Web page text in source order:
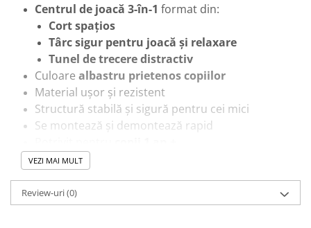
Centrul de joacă 3-în-1 format din:
Cort spațios
Târc sigur pentru joacă și relaxare
Tunel de trecere distractiv
Culoare albastru prietenos copiilor
Material ușor și rezistent
Structură stabilă și sigură pentru cei mici
Se montează și demontează rapid
🎓Beneficii educaționale:
VEZI MAI MULT
Review-uri(0)